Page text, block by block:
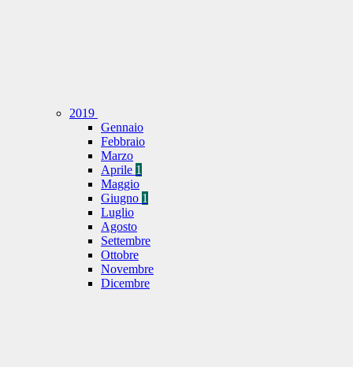
2019
Gennaio
Febbraio
Marzo
Aprile 1
Maggio
Giugno 1
Luglio
Agosto
Settembre
Ottobre
Novembre
Dicembre